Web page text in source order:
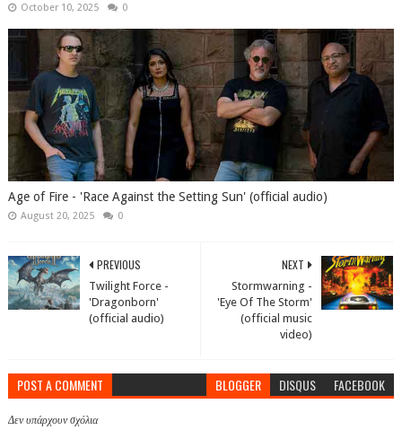
October 10, 2025 0
Age of Fire - 'Race Against the Setting Sun' (official audio)
August 20, 2025 0
NEXT
Stormwarning -
'Eye Of The Storm'
(official music
video)
PREVIOUS
Twilight Force -
'Dragonborn'
(official audio)
POST A COMMENT BLOGGER DISQUS FACEBOOK
Δεν υπάρχουν σχόλια